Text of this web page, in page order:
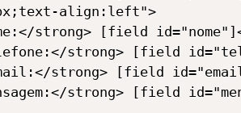
align:left">
strong> [field
strong> [field
strong> [field
strong> [field